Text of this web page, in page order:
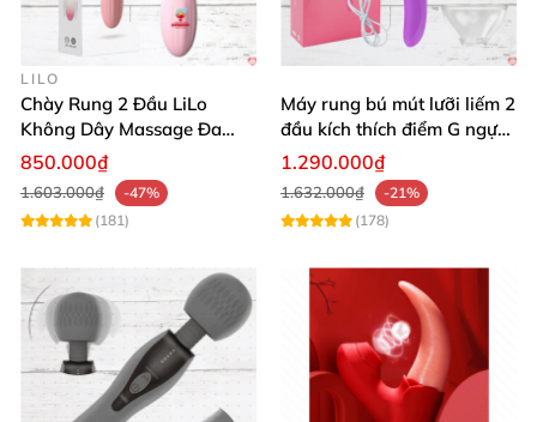
LILO
Chày Rung 2 Đầu LiLo
Không Dây Massage Đa
Năng Toả Nhiệt
850.000₫
1.603.000₫
-47%
(181)
Máy rung bú mút lưỡi liếm 2
đầu kích thích điểm G ngực
âm đạo
1.290.000₫
1.632.000₫
-21%
(178)